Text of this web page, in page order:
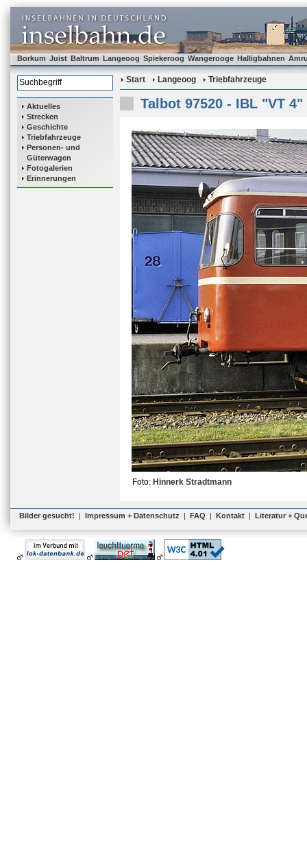
Borkum Juist Baltrum Langeoog Spiekeroog Wangerooge Halligbahnen
Aktuelles
Strecken
Geschichte
Triebfahrzeuge
Personen- und
Güterwagen
Fotogalerien
Erinnerungen
Start Langeoog Triebfahrzeuge
Talbot 97520 - IBL "VT 4"
Foto: Hinnerk Stradtmann
Bilder gesucht! | Impressum + Datenschutz | FAQ | Kontakt | Literatur +